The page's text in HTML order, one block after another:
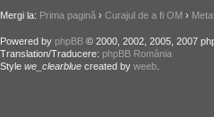
Mergi la: Prima pagină › Curajul de a fi OM ›
Powered by phpBB © 2000, 2002, 2005, 2007
Translation/Traducere: phpBB România
Style we_clearblue created by weeb